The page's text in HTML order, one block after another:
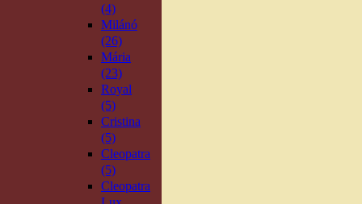
(4)
Milánó
(26)
Mária
(23)
Royal
(5)
Cristina
(5)
Cleopatra
(5)
Cleopatra